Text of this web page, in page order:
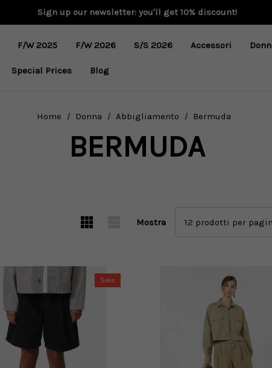
Sign up our newsletter: you'll get 10% discount!
F/W 2025 F/W 2026 S/S 2026 Accessori
Special Prices Blog
Home Donna Abbigliamento Bermuda
BERMUDA
Mostra
Sale